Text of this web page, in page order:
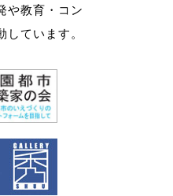
や教育・コン
ています。